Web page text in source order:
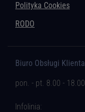
Polityka Cookies
RODO
Biuro Obsługi Klienta
pon. - pt. 8.00 - 18.00
Infolinia: